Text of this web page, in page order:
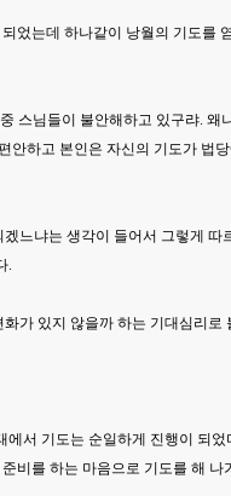
었는데 하나같이 낭월의 기도를
스님들이 불안해하고 있구랴. 왜
하고 본인은 자신의 기도가 법
느냐는 생각이 들어서 그렇게
.
가 있지 않을까 하는 기대심리
서 기도는 순일하게 진행이 되
비를 하는 마음으로 기도를 해 나